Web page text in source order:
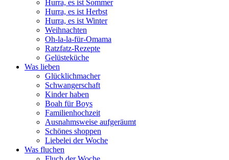
Hurra, es ist Sommer
Hurra, es ist Herbst
Hurra, es ist Winter
Weihnachten
Oh-la-la-für-Omama
Ratzfatz-Rezepte
Gelüsteküche
Was lieben
Glücklichmacher
Schwangerschaft
Kinder haben
Boah für Boys
Familienhochzeit
Ausnahmsweise aufgeräumt
Schönes shoppen
Liebelei der Woche
Was fluchen